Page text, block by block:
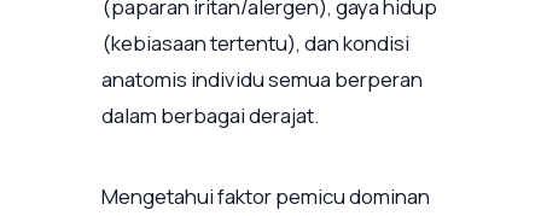
(paparan iritan/alergen), gaya hidup
(kebiasaan tertentu), dan kondisi
anatomis individu semua berperan
dalam berbagai derajat.
Mengetahui faktor pemicu dominan